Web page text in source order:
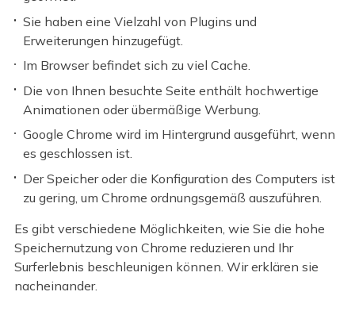
Sie haben eine Vielzahl von Plugins und
Erweiterungen hinzugefügt.
Im Browser befindet sich zu viel Cache.
Die von Ihnen besuchte Seite enthält hochwertige
Animationen oder übermäßige Werbung.
Google Chrome wird im Hintergrund ausgeführt, wenn
es geschlossen ist.
Der Speicher oder die Konfiguration des Computers ist
zu gering, um Chrome ordnungsgemäß auszuführen.
Es gibt verschiedene Möglichkeiten, wie Sie die hohe
Speichernutzung von Chrome reduzieren und Ihr
Surferlebnis beschleunigen können. Wir erklären sie
nacheinander.